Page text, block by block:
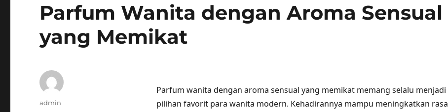
Parfum Wanita dengan Aroma Sensual
yang Memikat
Parfum wanita dengan aroma sensual yang memikat memang selalu menjadi
pilihan favorit para wanita modern. Kehadirannya mampu meningkatkan rasa
Author
admin